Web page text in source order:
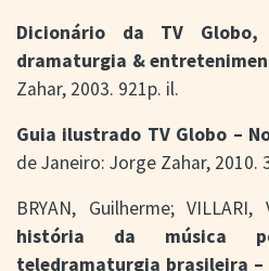
Dicionário da TV
dramaturgia &
Zahar, 2003. 921p. il.
Guia ilustrado TV Globo –
de Janeiro: Jorge Zahar, 2010.
BRYAN, Guilherme; VILLARI,
história da música
teledramaturgia brasileira –